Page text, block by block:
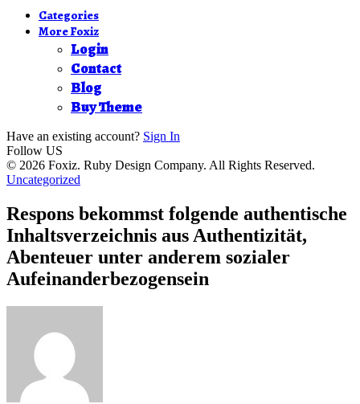
Categories
More Foxiz
Login
Contact
Blog
Buy Theme
Have an existing account? Sign In
Follow US
© 2026 Foxiz. Ruby Design Company. All Rights Reserved.
Uncategorized
Respons bekommst folgende authentische
Inhaltsverzeichnis aus Authentizität,
Abenteuer unter anderem sozialer
Aufeinanderbezogensein